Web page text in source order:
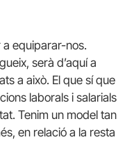
a equiparar-nos.
serà d’aquí a
a això. El que sí que
laborals i salarials
Tenim un model tan
en relació a la resta